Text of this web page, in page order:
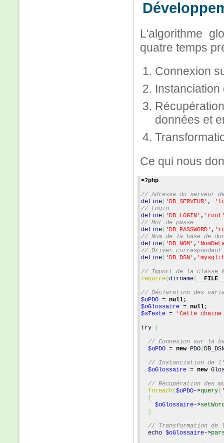
L'algorithme
quatre temps
Connexion
données et
Ce qui nous
<?php
// Adresse du serveur
define( 'DB_SERVEUR' ,
// Login
define( 'DB_LOGIN' ,
// Mot de passe
define( 'DB_PASSWORD' ,
// Nom de la base de
define( 'DB_NOM' ,
// Driver
define( 'DB_DSN' ,
// Import de la classe
require(dirname(
// Déclaration des
$oPDO = null;
$oGlossaire = null;
$sTexte =
'Cette chaine
try {
// Connexion sur la
$oPDO = new PDO(
// Instanciation de
$oGlossaire = new
// Récupération des
foreach($oPDO->query(
{
$oGlossaire->
}
// Transformation de
echo $oGlossaire->